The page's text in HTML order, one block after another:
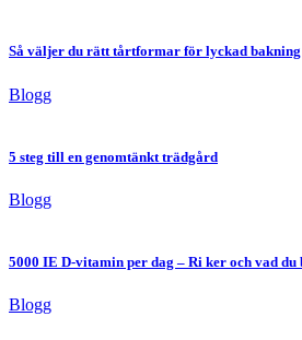
Så väljer du rätt tårtformar för lyckad bakning
Blogg
5 steg till en genomtänkt trädgård
Blogg
5000 IE D-vitamin per dag – Ri ker och vad du
Blogg